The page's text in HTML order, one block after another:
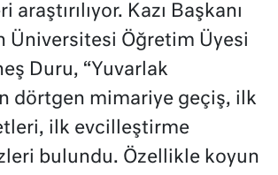
araştırılıyor. Kazı Başkanı
Üniversitesi Öğretim Üyesi
Duru, “Yuvarlak
dörtgen mimariye geçiş, ilk
ilk evcilleştirme
bulundu. Özellikle koyun